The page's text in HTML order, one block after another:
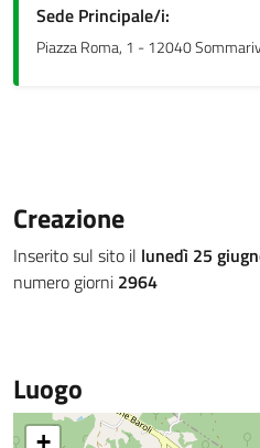
Sede Principale/i:
Piazza Roma, 1 - 12040
Creazione
Inserito sul sito il lunedì 25
numero giorni 2964
Luogo
+